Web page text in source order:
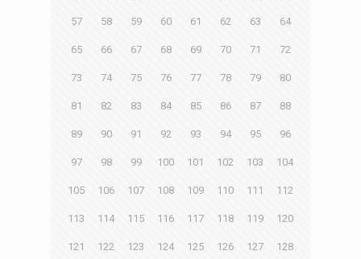
57 58 59 60 61 62 63 64
65 66 67 68 69 70 71 72
73 74 75 76 77 78 79 80
81 82 83 84 85 86 87 88
89 90 91 92 93 94 95 96
97 98 99 100 101 102 103 104
105 106 107 108 109 110 111 112
113 114 115 116 117 118 119 120
121 122 123 124 125 126 127 128